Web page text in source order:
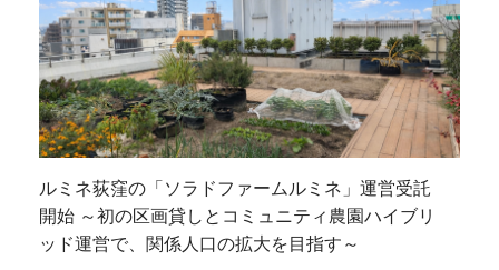
ルミネ荻窪の「ソラドファームルミネ」運営受託
開始 ～初の区画貸しとコミュニティ農園ハイブリ
ッド運営で、関係人口の拡大を目指す～